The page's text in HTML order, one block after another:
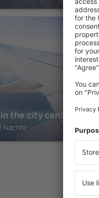
the city center
Nächte